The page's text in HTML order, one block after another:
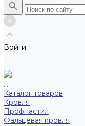
Войти
...
Каталог товаров
Кровля
Профнастил
Фальцевая кровля